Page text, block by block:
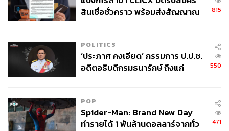
สินเชื่อชั่วคราว พร้อมส่งสัญญาณ
815
POLITICS
‘ประภาศ คงเอียด’ กรรมการ ป.ป.ช.
อดีตอธิบดีกรมธนารักษ์ ถึงแก่
550
POP
Spider-Man: Brand New Day
ทำรายได้ 1 พันล้านดอลลาร์จากทั่ว
471